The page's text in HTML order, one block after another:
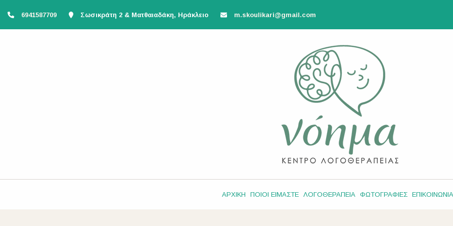
6941587709 Σωσικράτη 2 & Ματθαιαδάκη, Ηράκλειο m.skoulikari@gmail.com
ΑΡΧΙΚΗ ΠΟΙΟΙ ΕΙΜΑΣΤΕ ΛΟΓΟΘΕΡΑΠΕΙΑ ΦΩΤΟΓΡΑΦΙΕΣ ΕΠΙΚΟΙΝΩΝΙΑ